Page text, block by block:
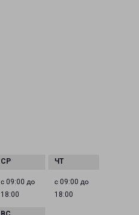
с 09:00 до
18:00
с 09:00 до
18:00